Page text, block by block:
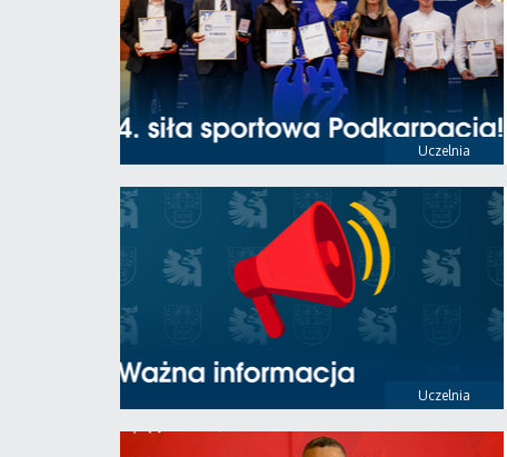
Uczelnia
Uczelnia